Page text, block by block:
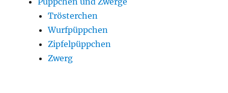
Trösterchen
Wurfpüppchen
Zipfelpüppchen
Zwerg